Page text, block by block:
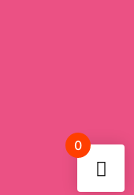
0